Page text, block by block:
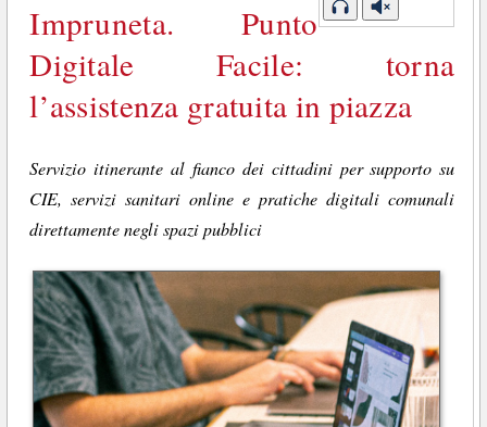
Impruneta. Punto
Digitale Facile: torna
l’assistenza gratuita in piazza
Servizio itinerante al fianco dei cittadini per supporto su
CIE, servizi sanitari online e pratiche digitali comunali
direttamente negli spazi pubblici